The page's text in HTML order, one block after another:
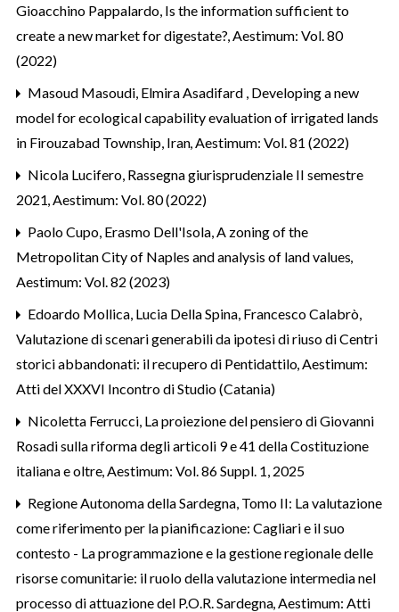
Gioacchino Pappalardo, Is the information sufficient to
create a new market for digestate?,Aestimum: Vol. 80
(2022)
Masoud Masoudi, Elmira Asadifard , Developing a new
model for ecological capability evaluation of irrigated lands
in Firouzabad Township, Iran,Aestimum: Vol. 81 (2022)
Nicola Lucifero, Rassegna giurisprudenziale II semestre
2021,Aestimum: Vol. 80 (2022)
Paolo Cupo, Erasmo Dell'Isola,A zoning of the
Metropolitan City of Naples and analysis of land values,
Aestimum: Vol. 82 (2023)
Edoardo Mollica, Lucia Della Spina, Francesco Calabrò,
Valutazione di scenari generabili da ipotesi di riuso di Centri
storici abbandonati: il recupero di Pentidattilo,Aestimum:
Atti del XXXVI Incontro di Studio (Catania)
Nicoletta Ferrucci, La proiezione del pensiero di Giovanni
Rosadi sulla riforma degli articoli 9 e 41 della Costituzione
italiana e oltre,Aestimum: Vol. 86 Suppl. 1, 2025
Regione Autonoma della Sardegna, Tomo II: La valutazione
come riferimento per la pianificazione: Cagliari e il suo
contesto - La programmazione e la gestione regionale delle
risorse comunitarie: il ruolo della valutazione intermedia nel
processo di attuazione del P.O.R. Sardegna,Aestimum: Atti